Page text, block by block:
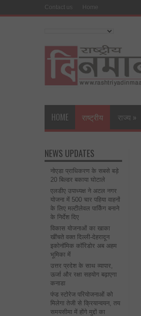
Contact us Home
HOME राष्ट्रीय राज्य »
NEWS UPDATES
नोएडा प्राधिकरण के सबसे बड़े
20 बिल्डर बकाया घोटाले
एलडीए उपाध्यक्ष ने अटल नगर
योजना में 500 चार पहिया वाहनों
के लिए मल्टीलेवल पार्किंग बनाने
के निर्देश दिए
विकास योजनाओं का खाका
खींचते वक्त दिल्ली-देहरादून
इकोनॉमिक कॉरिडोर अब अहम
भूमिका में
उत्तर प्रदेश के साथ व्यापार,
ऊर्जा और रक्षा सहयोग बढ़ाएगा
कनाडा
पंप्ड स्टोरेज परियोजनाओं को
मिलेगा तेजी से क्रियान्वयन, तय
समयसीमा में होंगे मुद्दों का